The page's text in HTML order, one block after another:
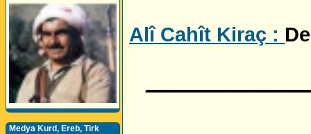
Medya Kurd, Ereb, Tirk
Alî Cahît Kiraç :